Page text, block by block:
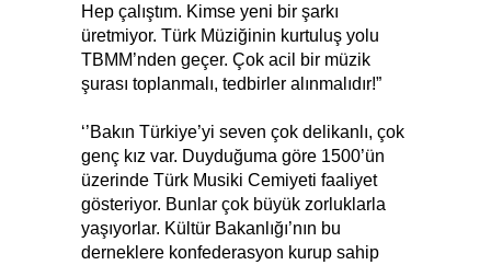
Hep çalıştım. Kimse yeni bir şarkı
üretmiyor. Türk Müziğinin kurtuluş yolu
TBMM’nden geçer. Çok acil bir müzik
şurası toplanmalı, tedbirler alınmalıdır!”
‘’Bakın Türkiye’yi seven çok delikanlı, çok
genç kız var. Duyduğuma göre 1500’ün
üzerinde Türk Musiki Cemiyeti faaliyet
gösteriyor. Bunlar çok büyük zorluklarla
yaşıyorlar. Kültür Bakanlığı’nın bu
derneklere konfederasyon kurup sahip